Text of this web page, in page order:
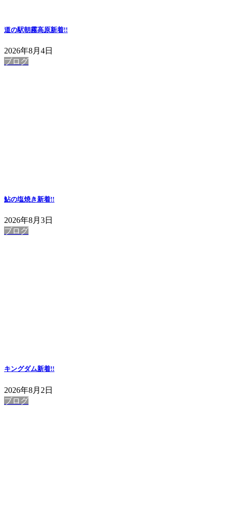
道の駅朝霧高原新着!!
2026年8月4日
ブログ
鮎の塩焼き新着!!
2026年8月3日
ブログ
キングダム新着!!
2026年8月2日
ブログ